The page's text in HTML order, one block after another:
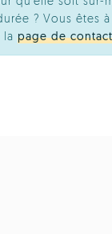
? Vous êtes
la page de contact